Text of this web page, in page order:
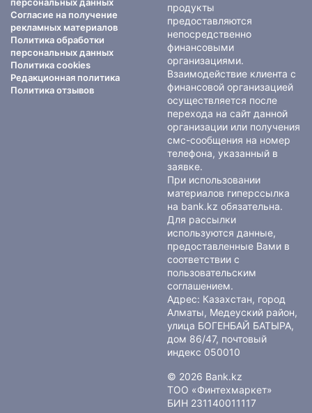
персональных данных
Согласие на получение
рекламных материалов
Политика обработки
персональных данных
Политика cookies
Редакционная политика
Политика отзывов
продукты
предоставляются
непосредственно
финансовыми
организациями.
Взаимодействие клиента с
финансовой организацией
осуществляется после
перехода на сайт данной
организации или получения
смс-сообщения на номер
телефона, указанный в
заявке.
При использовании
материалов гиперссылка
на bank.kz обязательна.
Для рассылки
используются данные,
предоставленные Вами в
соответствии с
пользовательским
соглашением.
Адрес: Казахстан, город
Алматы, Медеуский район,
улица БОГЕНБАЙ БАТЫРА,
дом 86/47, почтовый
индекс 050010
© 2026 Bank.kz
ТОО «Финтехмаркет»
БИН 231140011117